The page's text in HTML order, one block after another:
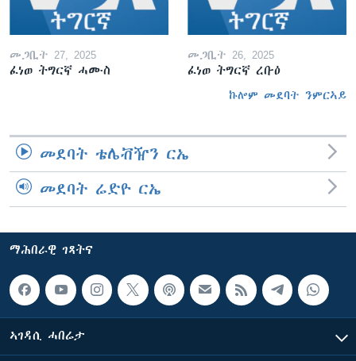
መጋቢት 27, 2025
ፈነወ ትግርኛ ሓሙስ
መጋቢት 26, 2025
ፈነወ ትግርኛ ረቡዕ
ኩሎም መደባት ንምርኣይ
መደባት ቴሌቭዥን ርኤ
መደባት ሬድዮ ርኤ
ማሕበራዊ ገጻትና
ኣገዳሲ ሓበሬታ